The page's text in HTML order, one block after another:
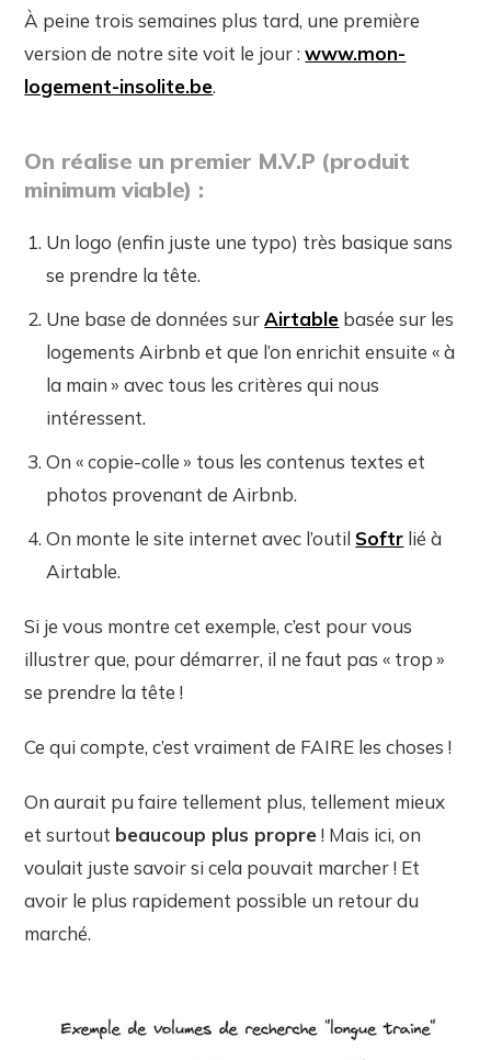
À peine trois semaines plus tard, une première
version de notre site voit le jour :www.mon-
logement-insolite.be.
On réalise un premier M.V.P (produit
minimum viable) :
Un logo (enfin juste une typo) très basique sans
se prendre la tête.
Une base de données surAirtable basée sur les
logements Airbnb et que l’on enrichit ensuite « à
la main » avec tous les critères qui nous
intéressent.
On « copie-colle » tous les contenus textes et
photos provenant de Airbnb.
On monte le site internet avec l’outil Softr lié à
Airtable.
Si je vous montre cet exemple, c’est pour vous
illustrer que, pour démarrer, il ne faut pas « trop »
se prendre la tête !
Ce qui compte, c’est vraiment de FAIRE les choses !
On aurait pu faire tellement plus, tellement mieux
et surtout beaucoup plus propre! Mais ici, on
voulait juste savoir si cela pouvait marcher ! Et
avoir le plus rapidement possible un retour du
marché.